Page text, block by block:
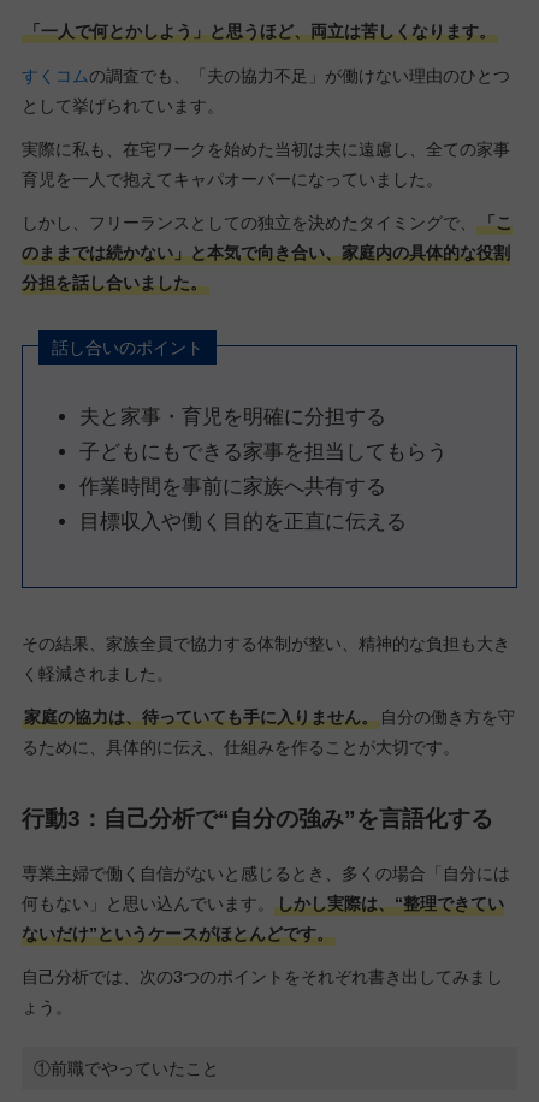
「一人で何とかしよう」と思うほど、両立は苦しくなります。
すくコムの調査でも、「夫の協力不足」が働けない理由のひとつ
として挙げられています。
実際に私も、在宅ワークを始めた当初は夫に遠慮し、全ての家事
育児を一人で抱えてキャパオーバーになっていました。
しかし、フリーランスとしての独立を決めたタイミングで、
「こ
のままでは続かない」と本気で向き合い、家庭内の具体的な役割
分担を話し合いました。
話し合いのポイント
夫と家事・育児を明確に分担する
子どもにもできる家事を担当してもらう
作業時間を事前に家族へ共有する
目標収入や働く目的を正直に伝える
その結果、家族全員で協力する体制が整い、精神的な負担も大き
く軽減されました。
家庭の協力は、待っていても手に入りません。自分の働き方を守
るために、具体的に伝え、仕組みを作ることが大切です。
行動3：自己分析で“自分の強み”を言語化する
専業主婦で働く自信がないと感じるとき、多くの場合「自分には
何もない」と思い込んでいます。
しかし実際は、“整理できてい
ないだけ”というケースがほとんどです。
自己分析では、次の3つのポイントをそれぞれ書き出してみまし
ょう。
①前職でやっていたこと